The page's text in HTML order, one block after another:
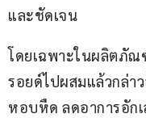
และชัดเจน
โดยเฉพาะในผลิตภั
รอยด์ไปผสมแล้วกล่า
หอบหืด ลดอาการอัก